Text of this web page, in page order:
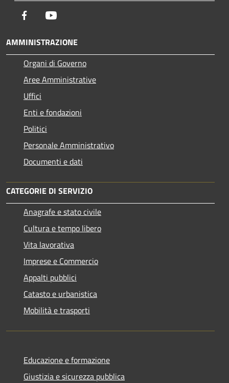
Facebook
AMMINISTRAZIONE
Organi di Governo
Aree Amministrative
Uffici
Enti e fondazioni
Politici
Personale Amministrativo
Documenti e dati
CATEGORIE DI SERVIZIO
Anagrafe e stato civile
Cultura e tempo libero
Vita lavorativa
Imprese e Commercio
Appalti pubblici
Catasto e urbanistica
Mobilità e trasporti
Educazione e formazione
Giustizia e sicurezza pubblica